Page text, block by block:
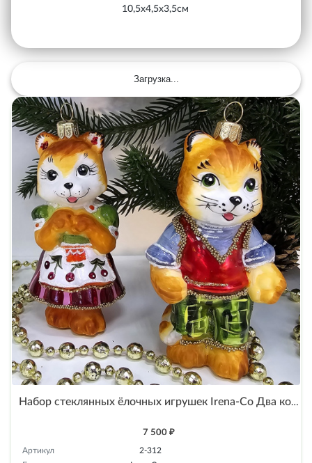
10,5х4,5х3,5см
Загрузка...
Набор стеклянных ёлочных игрушек Irena-Co Два котенка
7 500 ₽
Артикул
2-312